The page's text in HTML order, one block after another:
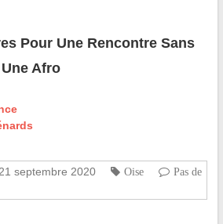
Pour Une Rencontre Sans
Afro
21 septembre 2020 Oise
Pas de